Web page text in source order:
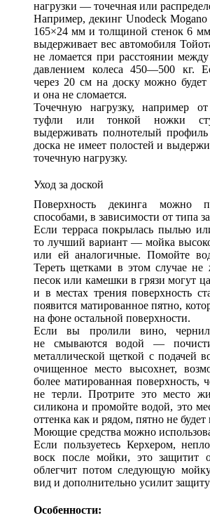
нагрузки — точечная или
Например, декинг Unodeck
165×24 мм и толщиной стенок 6
выдерживает вес автомобиля
не ломается при расстоянии
давлением колеса 450—500 кг.
через 20 см на доску можно будет
и она не сломается.
Точечную нагрузку, например
туфли или тонкой ножки
выдерживать полнотелый
доска не имеет полостей и
точечную нагрузку.
Уход за доской
Поверхность декинга можно
способами, в зависимости от типа
Если терраса покрылась пылью
то лучший вариант — мойка
или ей аналогичные. Помойте
Тереть щетками в этом случае не
песок или камешки в грязи могут
и в местах трения поверхность
появится матированное пятно,
на фоне остальной поверхности.
Если вы пролили вино,
не смываются водой —
металлической щеткой с подачей
очищенное место высохнет,
более матированная поверхность,
не терли. Протрите это место
силикона и промойте водой, это
оттенка как и рядом, пятно не будет
Моющие средства можно
Если пользуетесь Керхером,
воск после мойки, это защитит
облегчит потом следующую
вид и дополнительно усилит
Особенности: